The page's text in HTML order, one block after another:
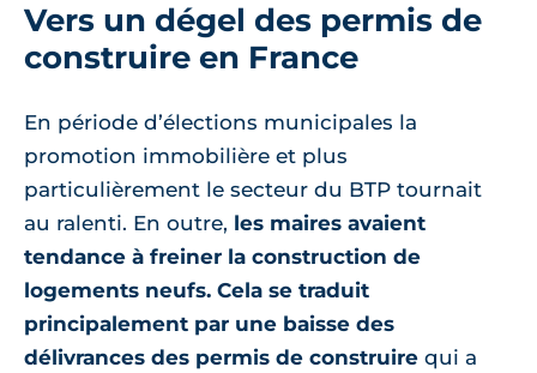
Vers un dégel des permis de
construire en France
En période d’élections municipales la
promotion immobilière et plus
particulièrement le secteur du BTP tournait
au ralenti. En outre, les maires avaient
tendance à freiner la construction de
logements neufs. Cela se traduit
principalement par une baisse des
délivrances des permis de construire qui a